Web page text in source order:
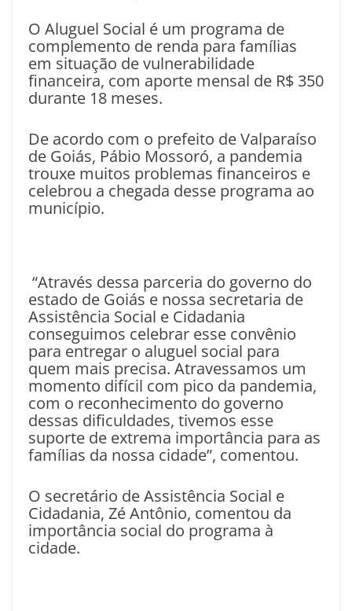
O Aluguel Social é um programa de
complemento de renda para famílias
em situação de vulnerabilidade
financeira, com aporte mensal de R$ 350
durante 18 meses.
De acordo com o prefeito de Valparaíso
de Goiás, Pábio Mossoró, a pandemia
trouxe muitos problemas financeiros e
celebrou a chegada desse programa ao
município.
“Através dessa parceria do governo do
estado de Goiás e nossa secretaria de
Assistência Social e Cidadania
conseguimos celebrar esse convênio
para entregar o aluguel social para
quem mais precisa. Atravessamos um
momento difícil com pico da pandemia,
com o reconhecimento do governo
dessas dificuldades, tivemos esse
suporte de extrema importância para as
famílias da nossa cidade”, comentou.
O secretário de Assistência Social e
Cidadania, Zé Antônio, comentou da
importância social do programa à
cidade.